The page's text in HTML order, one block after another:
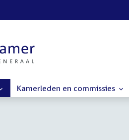
Kamerleden en commissies